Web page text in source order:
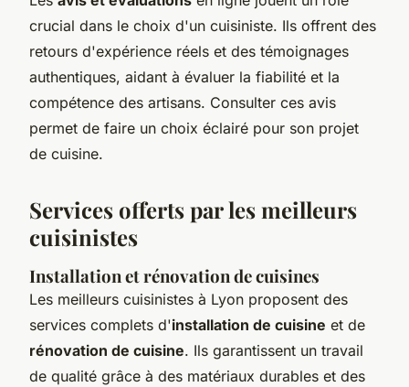
crucial dans le choix d'un cuisiniste. Ils offrent des
retours d'expérience réels et des témoignages
authentiques, aidant à évaluer la fiabilité et la
compétence des artisans. Consulter ces avis
permet de faire un choix éclairé pour son projet
de cuisine.
Services offerts par les meilleurs
cuisinistes
Installation et rénovation de cuisines
Les meilleurs cuisinistes à Lyon proposent des
services complets d'installation de cuisine et de
rénovation de cuisine. Ils garantissent un travail
de qualité grâce à des matériaux durables et des